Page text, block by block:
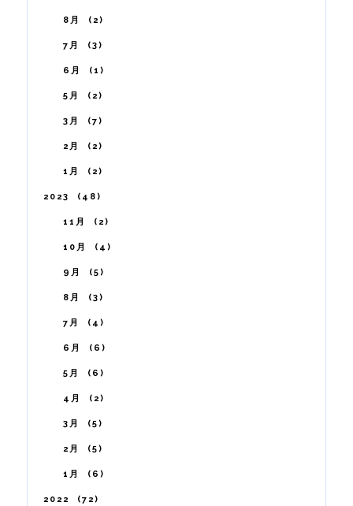
8月 2
7月 3
6月 1
5月 2
3月 7
2月 2
1月 2
2023 48
11月 2
10月 4
9月 5
8月 3
7月 4
6月 6
5月 6
4月 2
3月 5
2月 5
1月 6
2022 72